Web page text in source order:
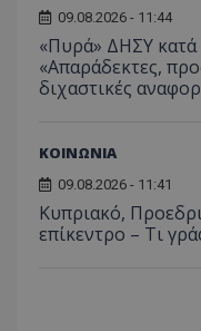
09.08.2026 - 11:44
«Πυρά» ΔΗΣΥ κατά
«Απαράδεκτες,
διχαστικές
ΚΟΙΝΩΝΙΑ
09.08.2026 - 11:41
Κυπριακό,
επίκεντρο – Τι